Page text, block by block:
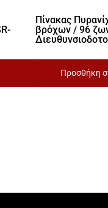
Πίνακας
βρόχων / 96
Προσθήκη